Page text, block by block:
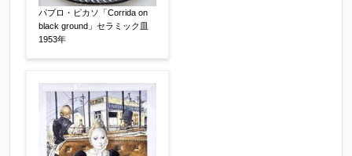
その他
他社様の査定価格 【任意】
パブロ・ピカソ「Corrida on
black ground」セラミック皿
1953年